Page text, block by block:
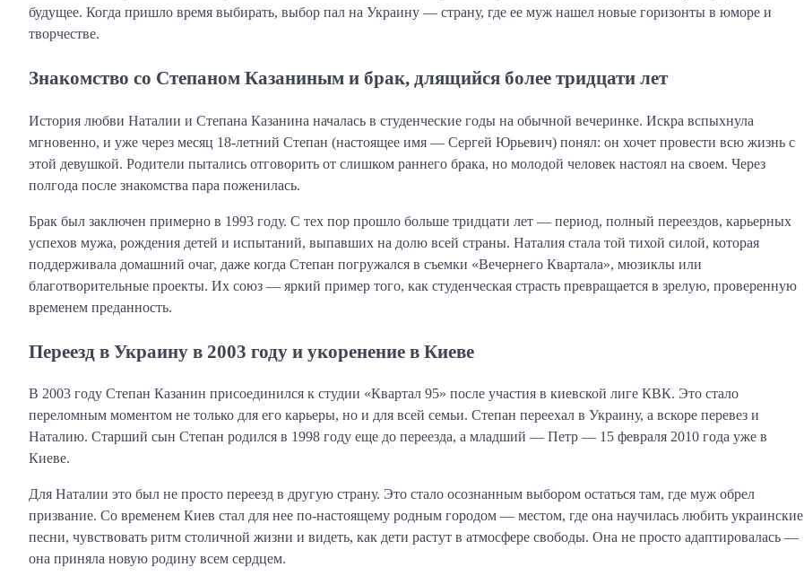
будущее. Когда пришло время выбирать, выбор пал на Украину — страну, где ее муж нашел новые горизонты в юморе и
творчестве.
Знакомство со Степаном Казаниным и брак, длящийся более тридцати лет
История любви Наталии и Степана Казанина началась в студенческие годы на обычной вечеринке. Искра вспыхнула
мгновенно, и уже через месяц 18-летний Степан (настоящее имя — Сергей Юрьевич) понял: он хочет провести всю жизнь с
этой девушкой. Родители пытались отговорить от слишком раннего брака, но молодой человек настоял на своем. Через
полгода после знакомства пара поженилась.
Брак был заключен примерно в 1993 году. С тех пор прошло больше тридцати лет — период, полный переездов, карьерных
успехов мужа, рождения детей и испытаний, выпавших на долю всей страны. Наталия стала той тихой силой, которая
поддерживала домашний очаг, даже когда Степан погружался в съемки «Вечернего Квартала», мюзиклы или
благотворительные проекты. Их союз — яркий пример того, как студенческая страсть превращается в зрелую, проверенную
временем преданность.
Переезд в Украину в 2003 году и укоренение в Киеве
В 2003 году Степан Казанин присоединился к студии «Квартал 95» после участия в киевской лиге КВК. Это стало
переломным моментом не только для его карьеры, но и для всей семьи. Степан переехал в Украину, а вскоре перевез и
Наталию. Старший сын Степан родился в 1998 году еще до переезда, а младший — Петр — 15 февраля 2010 года уже в
Киеве.
Для Наталии это был не просто переезд в другую страну. Это стало осознанным выбором остаться там, где муж обрел
призвание. Со временем Киев стал для нее по-настоящему родным городом — местом, где она научилась любить украинские
песни, чувствовать ритм столичной жизни и видеть, как дети растут в атмосфере свободы. Она не просто адаптировалась —
она приняла новую родину всем сердцем.